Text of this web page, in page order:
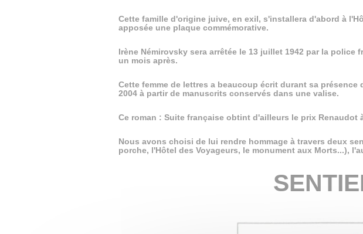
Cette famille d'origine juive, en exil, s'installera d'abord à
apposée une plaque commémorative.
Irène Némirovsky sera arrêtée le 13 juillet 1942 par la
un mois après.
Cette femme de lettres a beaucoup écrit durant sa
2004 à partir de manuscrits conservés dans une valise.
Ce roman : Suite française obtint d'ailleurs le prix Renaudot
Nous avons choisi de lui rendre hommage à travers deux
porche, l'Hôtel des Voyageurs, le monument aux Morts...),